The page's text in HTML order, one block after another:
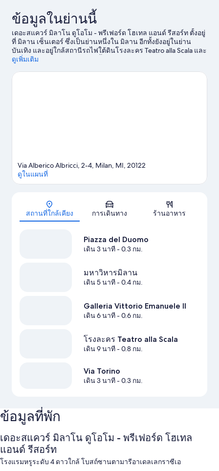
ข้อมูลในย่านนี้
เดอะสแควร์ มิลาโน ดูโอโม - พรีเฟอร์ด โฮเทล แอนด์ รีสอร์ท ตั้งอยู่
ที่ มิลาน เซ็นเตอร์ ซึ่งเป็นย่านหนึ่งใน มิลาน อีกทั้งยังอยู่ในย่าน
บันเทิง และอยู่ใกล้สถานีรถไฟใต้ดินโรงละคร Teatro alla Scala และ
พิพิธภัณฑ์แห่งพระกระยาหารมื้อสุดท้าย คือสถานที่ท่องเที่ยวทาง
เป็น ย่านแฟชั่น Via Montenapoleone และ Galleria Vittorio
ดูเพิ่มเติม
แผนที่
Via Alberico Albricci, 2-4, Milan, MI, 20122
ดูในแผนที่
สถานที่ใกล้เคียง การเดินทาง ร้านอาหาร
Piazza del Duomo
เดิน 3 นาที- 0.3 กม.
มหาวิหารมิลาน
เดิน 5 นาที- 0.4 กม.
Galleria Vittorio Emanuele II
เดิน 6 นาที- 0.6 กม.
โรงละคร Teatro alla Scala
เดิน 9 นาที- 0.8 กม.
Via Torino
เดิน 3 นาที- 0.3 กม.
ข้อมูลที่พัก
เดอะสแควร์ มิลาโน ดูโอโม - พรีเฟอร์ด โฮเทล
แอนด์ รีสอร์ท
โรงแรมหรูระดับ 4 ดาวใกล้ โบสถ์ซานตามารีอาเดลเลกราซีเอ